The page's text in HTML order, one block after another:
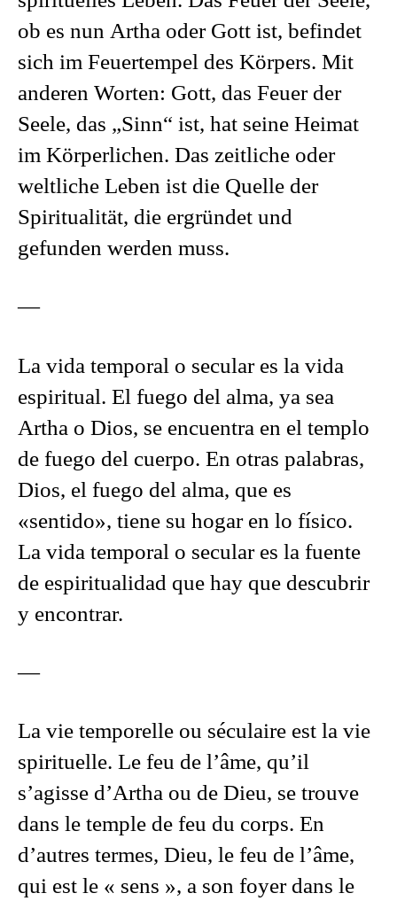
ob es nun Artha oder Gott ist, befindet
sich im Feuertempel des Körpers. Mit
anderen Worten: Gott, das Feuer der
Seele, das „Sinn“ ist, hat seine Heimat
im Körperlichen. Das zeitliche oder
weltliche Leben ist die Quelle der
Spiritualität, die ergründet und
gefunden werden muss.
—
La vida temporal o secular es la vida
espiritual. El fuego del alma, ya sea
Artha o Dios, se encuentra en el templo
de fuego del cuerpo. En otras palabras,
Dios, el fuego del alma, que es
«sentido», tiene su hogar en lo físico.
La vida temporal o secular es la fuente
de espiritualidad que hay que descubrir
y encontrar.
—
La vie temporelle ou séculaire est la vie
spirituelle. Le feu de l’âme, qu’il
s’agisse d’Artha ou de Dieu, se trouve
dans le temple de feu du corps. En
d’autres termes, Dieu, le feu de l’âme,
qui est le « sens », a son foyer dans le